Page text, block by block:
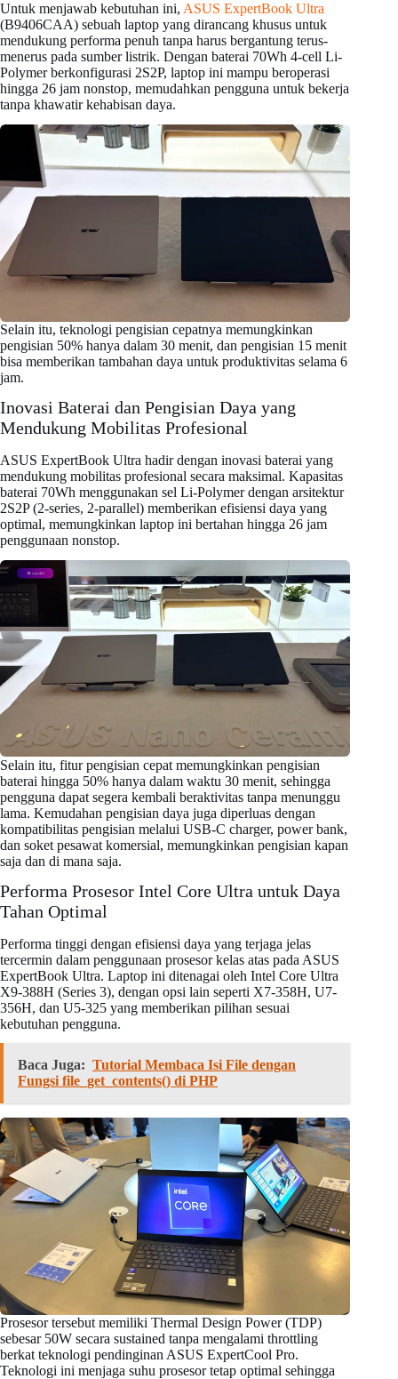
Untuk menjawab kebutuhan ini, ASUS ExpertBook Ultra
(B9406CAA) sebuah laptop yang dirancang khusus untuk
mendukung performa penuh tanpa harus bergantung terus-
menerus pada sumber listrik. Dengan baterai 70Wh 4-cell Li-
Polymer berkonfigurasi 2S2P, laptop ini mampu beroperasi
hingga 26 jam nonstop, memudahkan pengguna untuk bekerja
tanpa khawatir kehabisan daya.
Selain itu, teknologi pengisian cepatnya memungkinkan
pengisian 50% hanya dalam 30 menit, dan pengisian 15 menit
bisa memberikan tambahan daya untuk produktivitas selama 6
jam.
Inovasi Baterai dan Pengisian Daya yang
Mendukung Mobilitas Profesional
ASUS ExpertBook Ultra hadir dengan inovasi baterai yang
mendukung mobilitas profesional secara maksimal. Kapasitas
baterai 70Wh menggunakan sel Li-Polymer dengan arsitektur
2S2P (2-series, 2-parallel) memberikan efisiensi daya yang
optimal, memungkinkan laptop ini bertahan hingga 26 jam
penggunaan nonstop.
Selain itu, fitur pengisian cepat memungkinkan pengisian
baterai hingga 50% hanya dalam waktu 30 menit, sehingga
pengguna dapat segera kembali beraktivitas tanpa menunggu
lama. Kemudahan pengisian daya juga diperluas dengan
kompatibilitas pengisian melalui USB-C charger, power bank,
dan soket pesawat komersial, memungkinkan pengisian kapan
saja dan di mana saja.
Performa Prosesor Intel Core Ultra untuk Daya
Tahan Optimal
Performa tinggi dengan efisiensi daya yang terjaga jelas
tercermin dalam penggunaan prosesor kelas atas pada ASUS
ExpertBook Ultra. Laptop ini ditenagai oleh Intel Core Ultra
X9-388H (Series 3), dengan opsi lain seperti X7-358H, U7-
356H, dan U5-325 yang memberikan pilihan sesuai
kebutuhan pengguna.
Baca Juga: Tutorial Membaca Isi File dengan
Fungsi file_get_contents() di PHP
Prosesor tersebut memiliki Thermal Design Power (TDP)
sebesar 50W secara sustained tanpa mengalami throttling
berkat teknologi pendinginan ASUS ExpertCool Pro.
Teknologi ini menjaga suhu prosesor tetap optimal sehingga